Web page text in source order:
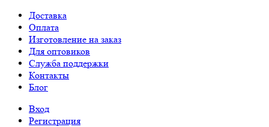
Доставка
Оплата
Изготовление на заказ
Для оптовиков
Служба поддержки
Контакты
Блог
Вход
Регистрация